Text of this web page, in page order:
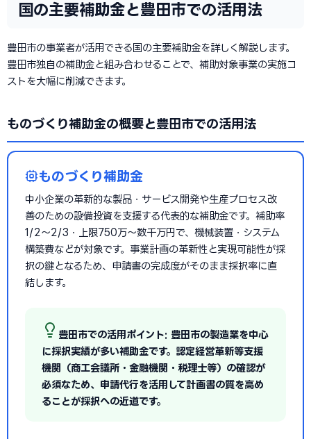
国の主要補助金と豊田市での活用法
豊田市の事業者が活用できる国の主要補助金を詳しく解説します。
豊田市独自の補助金と組み合わせることで、補助対象事業の実施コ
ストを大幅に削減できます。
ものづくり補助金の概要と豊田市での活用法
ものづくり補助金
中小企業の革新的な製品・サービス開発や生産プロセス改
善のための設備投資を支援する代表的な補助金です。補助率
1/2〜2/3・上限750万〜数千万円で、機械装置・システム
構築費などが対象です。事業計画の革新性と実現可能性が採
択の鍵となるため、申請書の完成度がそのまま採択率に直
結します。
豊田市での活用ポイント: 豊田市の製造業を中心
に採択実績が多い補助金です。認定経営革新等支援
機関（商工会議所・金融機関・税理士等）の確認が
必須なため、申請代行を活用して計画書の質を高め
ることが採択への近道です。